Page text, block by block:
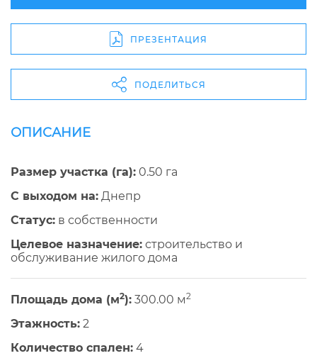
ПРЕЗЕНТАЦИЯ
ПОДЕЛИТЬСЯ
ОПИСАНИЕ
Размер участка (га): 0.50 га
С выходом на: Днепр
Cтатус: в собственности
Целевое назначение: строительство и
обслуживание жилого дома
Площадь дома (м2): 300.00 м2
Этажность: 2
Количество спален: 4